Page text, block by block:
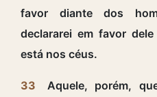
favor diante dos
declararei em favor
está nos céus.
33
Aquele, porém,